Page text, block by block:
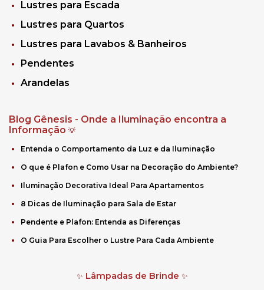
Lustres para Escada
Lustres para Quartos
Lustres para Lavabos & Banheiros
Pendentes
Arandelas
Blog Gênesis - Onde a Iluminação encontra a
Informação 💡
Entenda o Comportamento da Luz e da Iluminação
O que é Plafon e Como Usar na Decoração do Ambiente?
Iluminação Decorativa Ideal Para Apartamentos
8 Dicas de Iluminação para Sala de Estar
Pendente e Plafon: Entenda as Diferenças
O Guia Para Escolher o Lustre Para Cada Ambiente
✨ Lâmpadas de Brinde ✨